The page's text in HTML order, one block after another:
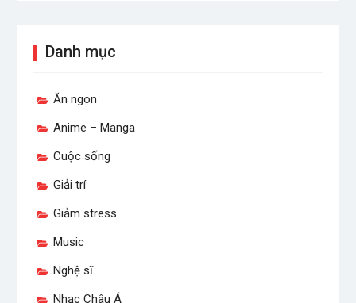
Danh mục
Ăn ngon
Anime – Manga
Cuộc sống
Giải trí
Giảm stress
Music
Nghệ sĩ
Nhạc Châu Á